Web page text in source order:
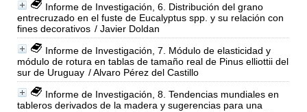
Informe de Investigación, 6. Distribución del grano
entrecruzado en el fuste de Eucalyptus spp. y su relación con
fines decorativos / Javier Doldan
Informe de Investigación, 7. Módulo de elasticidad y
módulo de rotura en tablas de tamaño real de Pinus elliottii del
sur de Uruguay / Alvaro Pérez del Castillo
Informe de Investigación, 8. Tendencias mundiales en
tableros derivados de la madera y sugerencias para una